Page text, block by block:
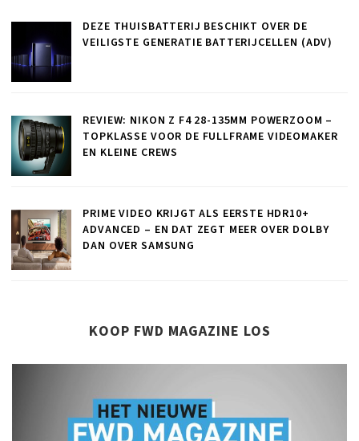
DEZE THUISBATTERIJ BESCHIKT OVER DE
VEILIGSTE GENERATIE BATTERIJCELLEN (ADV)
REVIEW: NIKON Z F4 28-135MM POWERZOOM –
TOPKLASSE VOOR DE FULLFRAME VIDEOMAKER
EN KLEINE CREWS
PRIME VIDEO KRIJGT ALS EERSTE HDR10+
ADVANCED – EN DAT ZEGT MEER OVER DOLBY
DAN OVER SAMSUNG
KOOP FWD MAGAZINE LOS